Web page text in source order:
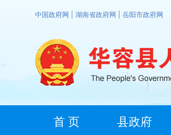
中国政府网 湖南省政府网 岳阳市政府网
首 页 县政府